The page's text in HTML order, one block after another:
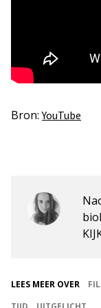
Bron:YouTube
LEES MEER OVER